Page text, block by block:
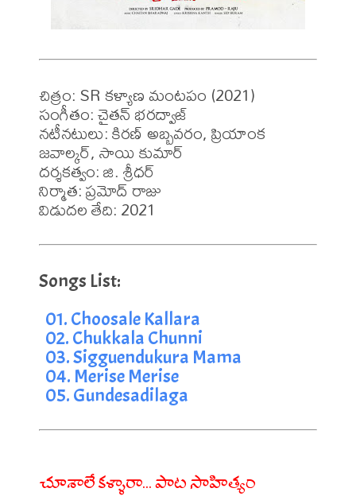
చిత్రం: SR కళ్యాణ మంటపం (2021)
సంగీతం: చైతన్ భరద్వాజ్
నటీనటులు: కిరణ్ అబ్బవరం, ప్రియాంక
జవాల్కర్, సాయి కుమార్
దర్శకత్వం: జి. శ్రీధర్
నిర్మాత: ప్రమోద్ రాజు
విడుదల తేది: 2021
01. Choosale Kallara
02. Chukkala Chunni
03. Sigguendukura Mama
04. Merise Merise
05. Gundesadilaga
చూశాలే కళ్ళారా... పాట సాహిత్యం